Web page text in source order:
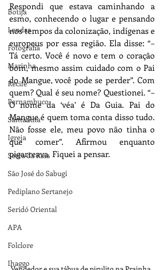
Botija
Lendas
Fotografia
Marinha
Recife
Pernambuco
Santa Rita
Igreja
Serra da Raiz
São José do Sabugí
Pediplano Sertanejo
Seridó Oriental
APA
Folclore
Ihaggo
Respondi que estava caminhando a
esmo, conhecendo o lugar e pensando
nos tempos da colonização, indígenas e
europeus por essa região. Ela disse: “–
Tá certo. Você é novo e tem o coração
bom, mesmo assim cuidado com o Pai
do Mangue, você pode se perder”. Com
quem? Qual é seu nome? Questionei. “–
O nome da ‘véa’ é Da Guia. Pai do
Mangue é quem toma conta disso tudo.
Não fosse ele, meu povo não tinha o
que comer”. Afirmou enquanto
pigarreava. Fiquei a pensar.